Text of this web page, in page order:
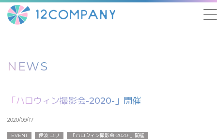
NEWS
「ハロウィン撮影会-2020-」開催
2020/09/17
EVENT 伊波 ユリ
「ハロウィン撮影会-2020-」開催